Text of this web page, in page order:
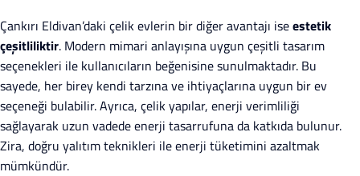
Çankırı Eldivan’daki çelik evlerin bir diğer avantajı iseestetik
çeşitliliktir. Modern mimari anlayışına uygun çeşitli tasarım
seçenekleri ile kullanıcıların beğenisine sunulmaktadır. Bu
sayede, her birey kendi tarzına ve ihtiyaçlarına uygun bir ev
seçeneği bulabilir. Ayrıca, çelik yapılar, enerji verimliliği
sağlayarak uzun vadede enerji tasarrufuna da katkıda bulunur.
Zira, doğru yalıtım teknikleri ile enerji tüketimini azaltmak
mümkündür.